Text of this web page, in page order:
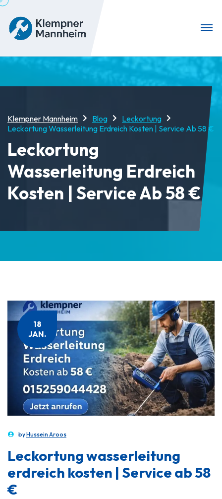
Klempner Mannheim Blog
Leckortung
Leckortung Wasserleitung Erdreich Kosten | Service Ab 58 €
Leckortung
Wasserleitung Erdreich
Kosten | Service Ab 58 €
18
JAN.
byHussein Aroos
Leckortung wasserleitung
erdreich kosten | Service ab 58
€